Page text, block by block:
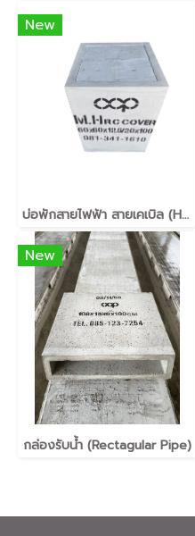
New
บ่อพักสายไฟฟ้า สายเคเบิล (Handhole) พร้อมฝาคอนกรีต บ่อพักพร้อมฝาคอนกรีต
New
กล่องรับน้ำ (Rectagular Pipe)